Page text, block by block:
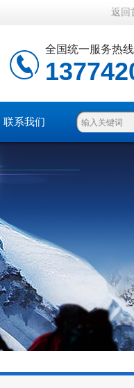
返回
全国统一服务热线
联系我们